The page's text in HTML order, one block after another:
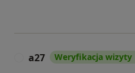
a27 Weryfikacja wizyty